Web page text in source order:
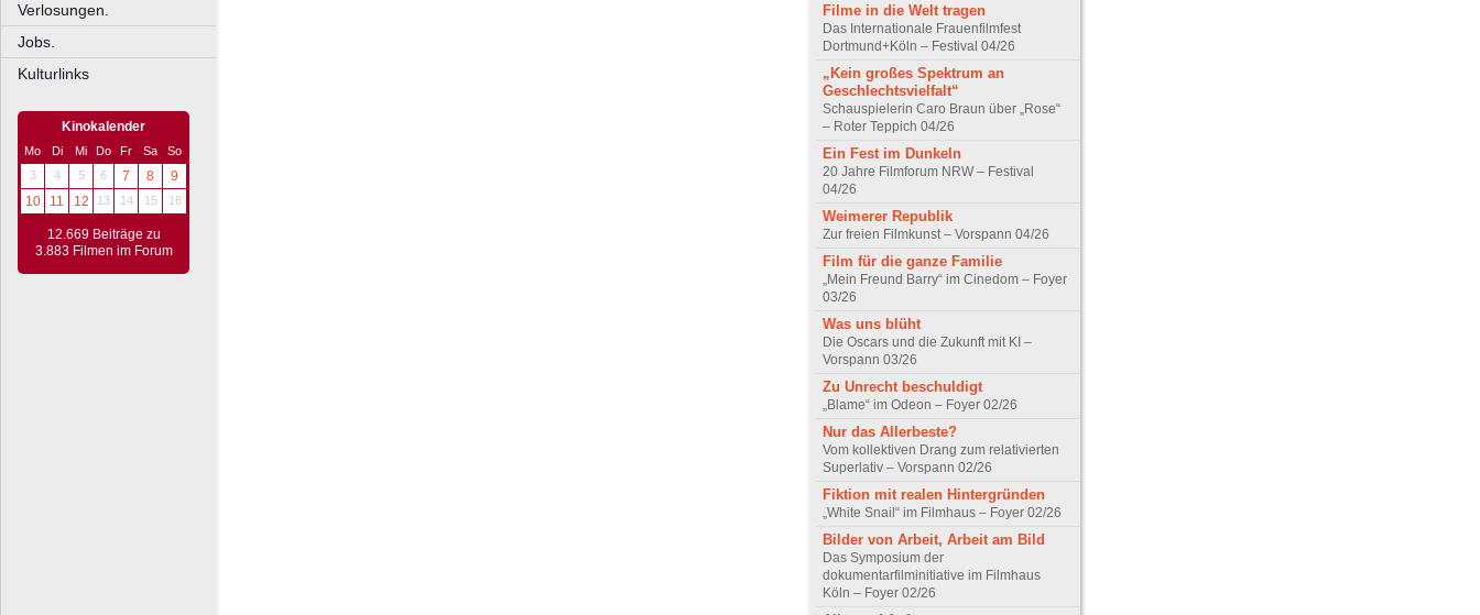
Verlosungen.
Jobs.
Kulturlinks
Kinokalender
Mo Di Mi Do Fr Sa
So
3
4 5 6 7 8
9
10
11 12 13 14 15 16
12.669 Beiträge zu
3.883 Filmen im Forum
Filme in die Welt tragen
Das Internationale Frauenfilmfest
Dortmund+Köln – Festival 04/26
„Kein großes Spektrum an
Geschlechtsvielfalt“
Schauspielerin Caro Braun über „Rose“
– Roter Teppich 04/26
Ein Fest im Dunkeln
20 Jahre Filmforum NRW – Festival
04/26
Weimerer Republik
Zur freien Filmkunst – Vorspann 04/26
Film für die ganze Familie
„Mein Freund Barry“ im Cinedom – Foyer
03/26
Was uns blüht
Die Oscars und die Zukunft mit KI –
Vorspann 03/26
Zu Unrecht beschuldigt
„Blame“ im Odeon – Foyer 02/26
Nur das Allerbeste?
Vom kollektiven Drang zum relativierten
Superlativ – Vorspann 02/26
Fiktion mit realen Hintergründen
„White Snail“ im Filmhaus – Foyer 02/26
Bilder von Arbeit, Arbeit am Bild
Das Symposium der
dokumentarfilminitiative im Filmhaus
Köln – Foyer 02/26